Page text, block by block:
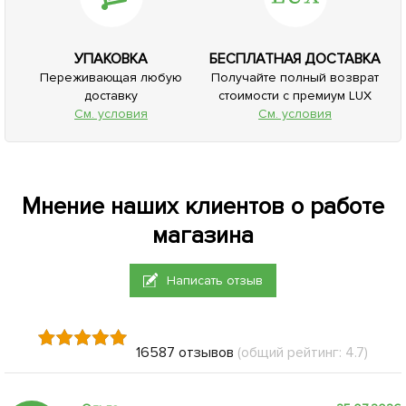
0.34 грн бонусов за покупку + грн бонусов за покупку
"GSN Semences" 100г